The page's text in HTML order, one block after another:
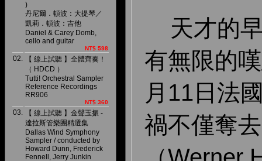
)
丹尼爾．頓波：大提琴／
凱莉．頓波：吉他
Daniel & Carey Domb,
cello and guitar
NT$ 598
02.
【 線上試聽 】全體齊奏！
（ HDCD ）
Tutti! Orchestral Sampler
Reference Recordings
RR906
NT$ 360
03.
【 線上試聽 】金聲玉振 -
達拉斯管樂團精選集
Dallas Wind Symphony
Sampler / conducted by
Howard Dunn, Frederick
Fennell, Jerry Junkin
天才的
有無限的
月11日法
禍不僅奪